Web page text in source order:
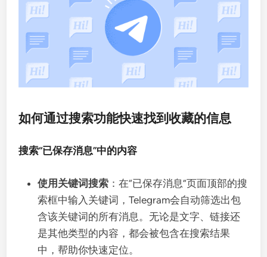
如何通过搜索功能快速找到收藏的信息
搜索“已保存消息”中的内容
使用关键词搜索 ：在“已保存消息”页面顶部的搜
索框中输入关键词，Telegram会自动筛选出包
含该关键词的所有消息。无论是文字、链接还
是其他类型的内容，都会被包含在搜索结果
中，帮助你快速定位。